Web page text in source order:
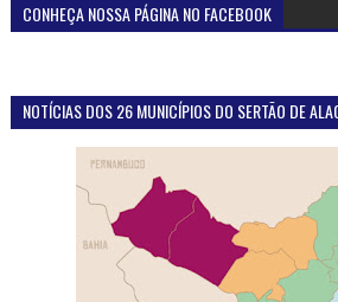
CONHEÇA NOSSA PÁGINA NO FACEBOOK
NOTÍCIAS DOS 26 MUNICÍPIOS DO SERTÃO DE